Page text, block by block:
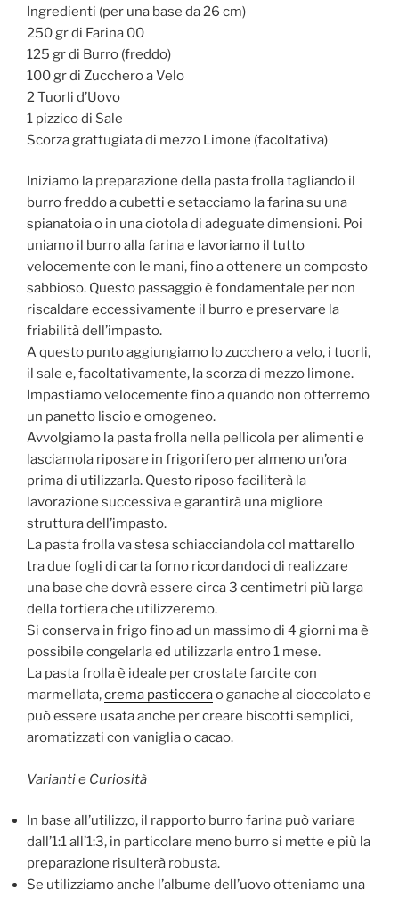
Ingredienti (per una base da 26 cm)
250 gr di Farina 00
125 gr di Burro (freddo)
100 gr di Zucchero a Velo
2 Tuorli d’Uovo
1 pizzico di Sale
Scorza grattugiata di mezzo Limone (facoltativa)
Iniziamo la preparazione della pasta frolla tagliando il
burro freddo a cubetti e setacciamo la farina su una
spianatoia o in una ciotola di adeguate dimensioni. Poi
uniamo il burro alla farina e lavoriamo il tutto
velocemente con le mani, fino a ottenere un composto
sabbioso. Questo passaggio è fondamentale per non
riscaldare eccessivamente il burro e preservare la
friabilità dell’impasto.
A questo punto aggiungiamo lo zucchero a velo, i tuorli,
il sale e, facoltativamente, la scorza di mezzo limone.
Impastiamo velocemente fino a quando non otterremo
un panetto liscio e omogeneo.
Avvolgiamo la pasta frolla nella pellicola per alimenti e
lasciamola riposare in frigorifero per almeno un’ora
prima di utilizzarla. Questo riposo faciliterà la
lavorazione successiva e garantirà una migliore
struttura dell’impasto.
La pasta frolla va stesa schiacciandola col mattarello
tra due fogli di carta forno ricordandoci di realizzare
una base che dovrà essere circa 3 centimetri più larga
della tortiera che utilizzeremo.
Si conserva in frigo fino ad un massimo di 4 giorni ma è
possibile congelarla ed utilizzarla entro 1 mese.
La pasta frolla è ideale per crostate farcite con
marmellata,crema pasticcerao ganache al cioccolato e
può essere usata anche per creare biscotti semplici,
aromatizzati con vaniglia o cacao.
Varianti e Curiosità
In base all’utilizzo, il rapporto burro farina può variare
dall’1:1 all’1:3, in particolare meno burro si mette e più la
preparazione risulterà robusta.
Se utilizziamo anche l’albume dell’uovo otteniamo una